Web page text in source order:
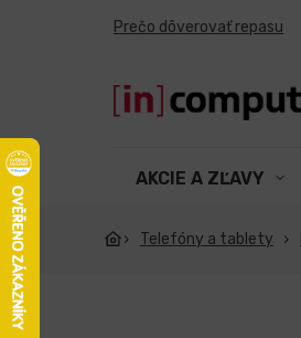
Prečo dôverovať repasu
AKCIE A ZĽAVY
Telefóny a tablety